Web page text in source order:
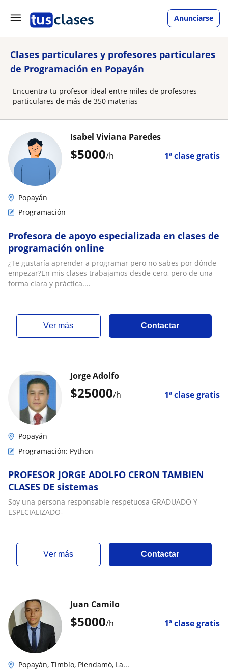
Anunciarse
Clases particulares y profesores particulares
de Programación en Popayán
Encuentra tu profesor ideal entre miles de profesores
particulares de más de 350 materias
$5000/h 1ª clase gratis
Isabel Viviana Paredes
Popayán
Programación
Profesora de apoyo especializada en clases de
programación online
¿Te gustaría aprender a programar pero no sabes por dónde
empezar?En mis clases trabajamos desde cero, pero de una
forma clara y práctica....
ver más Contactar
$25000/h 1ª clase gratis
Jorge Adolfo
Popayán
Programación: Python
PROFESOR JORGE ADOLFO CERON TAMBIEN
CLASES DE sistemas
Soy una persona responsable respetuosa GRADUADO Y
ESPECIALIZADO-
ver más Contactar
$5000/h 1ª clase gratis
Juan Camilo
Popayán, Timbío, Piendamó, La...